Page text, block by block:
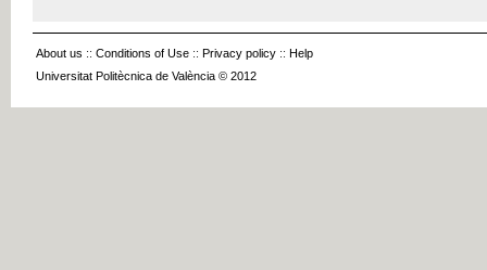
About us :: Conditions of Use :: Privacy policy :: Help
Universitat Politècnica de València © 2012